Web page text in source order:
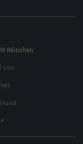
München
Ulm